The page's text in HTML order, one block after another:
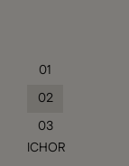
01
02
03
ICHOR